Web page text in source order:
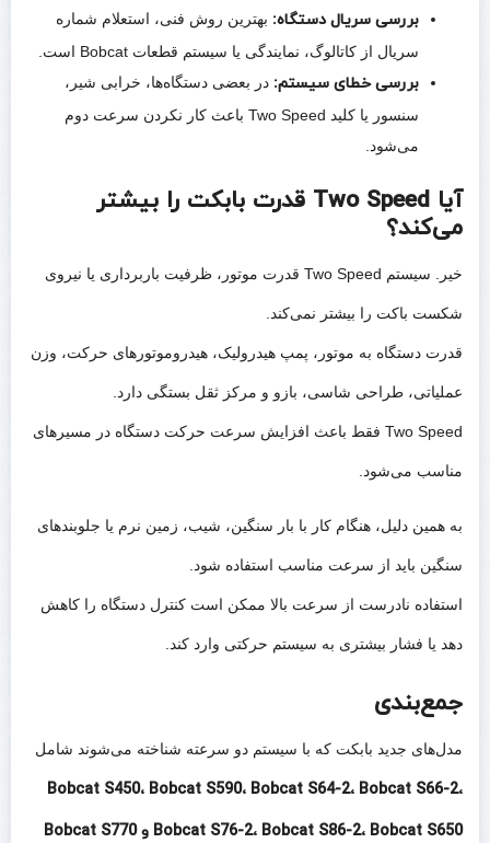
بررسی سریال دستگاه: بهترین روش فنی، استعلام شماره
سریال از کاتالوگ، نمایندگی یا سیستم قطعات Bobcat است.
بررسی خطای سیستم: در بعضی دستگاه‌ها، خرابی شیر،
سنسور یا کلید Two Speed باعث کار نکردن سرعت دوم
می‌شود.
آیا Two Speed قدرت بابکت را بیشتر
می‌کند؟
خیر. سیستم Two Speed قدرت موتور، ظرفیت باربرداری یا نیروی
شکست باکت را بیشتر نمی‌کند.
قدرت دستگاه به موتور، پمپ هیدرولیک، هیدروموتورهای حرکت، وزن
عملیاتی، طراحی شاسی، بازو و مرکز ثقل بستگی دارد.
Two Speed فقط باعث افزایش سرعت حرکت دستگاه در مسیرهای
مناسب می‌شود.
به همین دلیل، هنگام کار با بار سنگین، شیب، زمین نرم یا جلوبندهای
سنگین باید از سرعت مناسب استفاده شود.
استفاده نادرست از سرعت بالا ممکن است کنترل دستگاه را کاهش
دهد یا فشار بیشتری به سیستم حرکتی وارد کند.
جمع‌بندی
مدل‌های جدید بابکت که با سیستم دو سرعته شناخته می‌شوند شامل
Bobcat S450، Bobcat S590، Bobcat S64-2، Bobcat S66-2،
Bobcat S76-2، Bobcat S86-2، Bobcat S650 و Bobcat S770